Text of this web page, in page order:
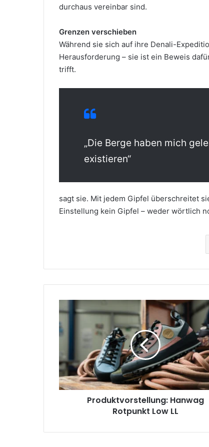
durchaus vereinbar sind.
Grenzen verschieben
Während sie sich auf ihre Denali-
Herausforderung – sie ist ein Beweis
trifft.
„Die Berge haben mich
existieren“
sagt sie. Mit jedem Gipfel überschreitet
Einstellung kein Gipfel – weder wörtlich
Hanwag
Rotpunkt
Low
Produktvorstellung: Hanwag
Rotpunkt Low LL